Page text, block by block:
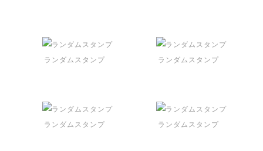
ランダムスタンプ ランダムスタンプ
ランダムスタンプ ランダムスタンプ